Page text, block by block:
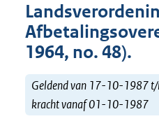
1964, no. 48).
Geldend van 17-10-1987 t/
kracht vanaf 01-10-1987